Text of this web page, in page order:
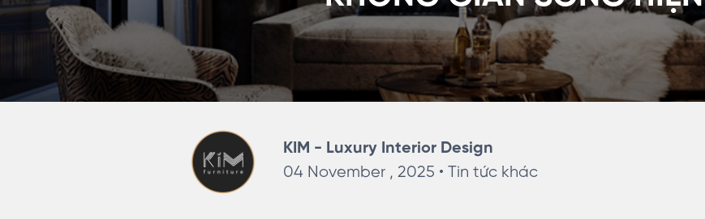
KIM - Luxury Interior Design
04 November , 2025 •Tin tức khác